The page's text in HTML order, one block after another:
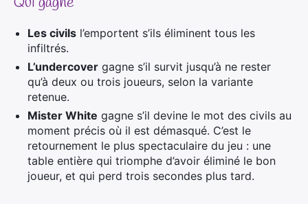
Les civils l’emportent s’ils éliminent tous les
infiltrés.
L’undercover gagne s’il survit jusqu’à ne rester
qu’à deux ou trois joueurs, selon la variante
retenue.
Mister White gagne s’il devine le mot des civils au
moment précis où il est démasqué. C’est le
retournement le plus spectaculaire du jeu : une
table entière qui triomphe d’avoir éliminé le bon
joueur, et qui perd trois secondes plus tard.